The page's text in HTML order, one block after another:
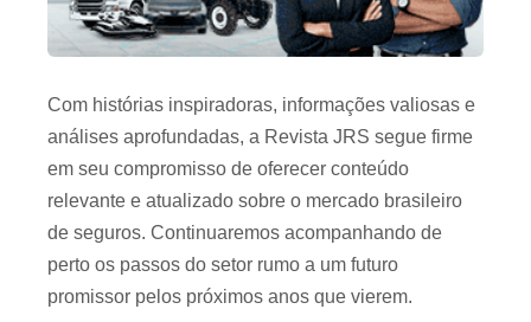
Com histórias inspiradoras, informações valiosas e
análises aprofundadas, a Revista JRS segue firme
em seu compromisso de oferecer conteúdo
relevante e atualizado sobre o mercado brasileiro
de seguros. Continuaremos acompanhando de
perto os passos do setor rumo a um futuro
promissor pelos próximos anos que vierem.